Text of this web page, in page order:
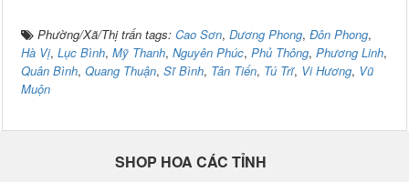
Phường/Xã/Thị trấn tags: Cao Sơn, Dương Phong, Đôn Phong,
Hà Vị, Lục Bình, Mỹ Thanh, Nguyên Phúc, Phủ Thông, Phương Linh,
Quân Bình, Quang Thuận, Sĩ Bình, Tân Tiến, Tú Trĩ, Vi Hương, Vũ
Muộn
SHOP HOA CÁC TỈNH